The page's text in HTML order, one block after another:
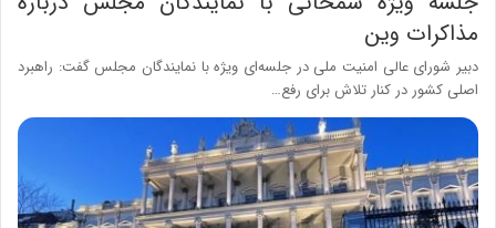
مذاکرات وین
دبیر شورای عالی امنیت ملی در جلسه‌ای ویژه با نمایندگان مجلس گفت:‌ راهبرد
اصلی کشور در کنار تلاش برای رفع…